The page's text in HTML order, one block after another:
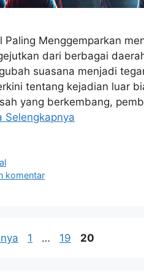
Paling Menggemparkan
dari berbagai
suasana menjadi
tentang kejadian luar
yang berkembang,
Selengkapnya
komentar
Halaman
1 … Halaman
19 Halaman
20